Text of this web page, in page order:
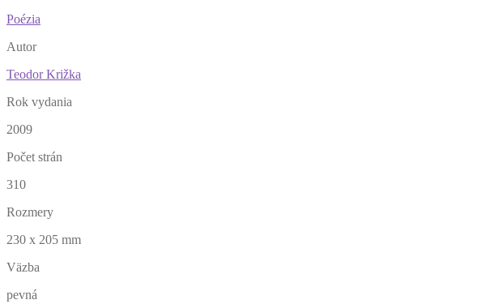
Poézia
Autor
Teodor Križka
Rok vydania
2009
Počet strán
310
Rozmery
230 x 205 mm
Väzba
pevná